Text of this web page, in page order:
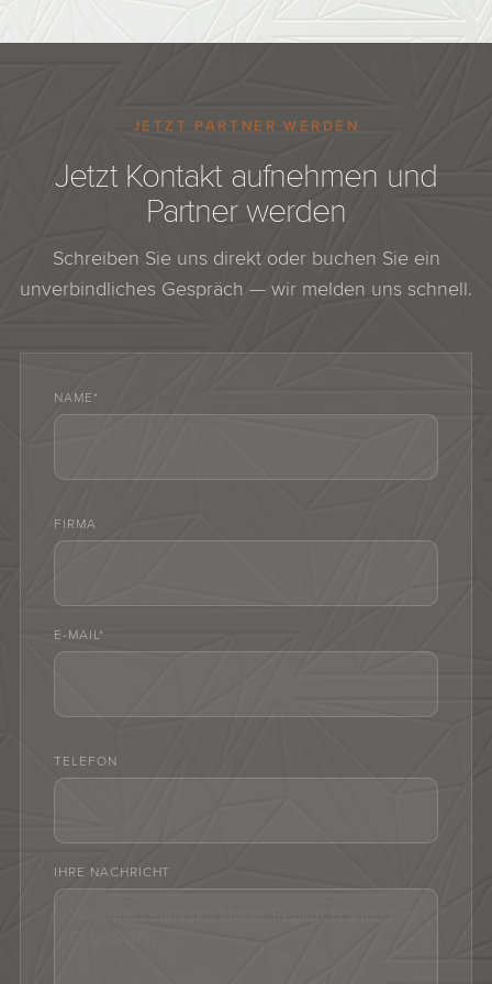
JETZT PARTNER WERDEN
Jetzt Kontakt aufnehmen und
Partner werden
Schreiben Sie uns direkt oder buchen Sie ein
unverbindliches Gespräch — wir melden uns schnell.
NAME*
FIRMA
E-MAIL*
TELEFON
IHRE NACHRICHT